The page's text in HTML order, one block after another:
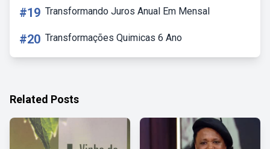
#19 Transformando Juros Anual Em Mensal
#20 Transformações Quimicas 6 Ano
Related Posts